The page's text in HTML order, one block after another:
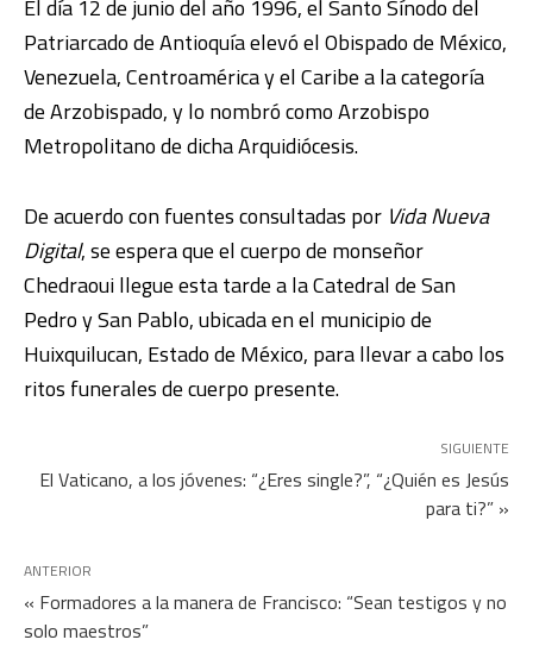
El día 12 de junio del año 1996, el Santo Sínodo del
Patriarcado de Antioquía elevó el Obispado de México,
Venezuela, Centroamérica y el Caribe a la categoría
de Arzobispado, y lo nombró como Arzobispo
Metropolitano de dicha Arquidiócesis.
De acuerdo con fuentes consultadas por Vida Nueva
Digital, se espera que el cuerpo de monseñor
Chedraoui llegue esta tarde a la Catedral de San
Pedro y San Pablo, ubicada en el municipio de
Huixquilucan, Estado de México, para llevar a cabo los
ritos funerales de cuerpo presente.
SIGUIENTE
El Vaticano, a los jóvenes: “¿Eres single?”, “¿Quién es Jesús
para ti?” »
ANTERIOR
« Formadores a la manera de Francisco: “Sean testigos y no
solo maestros”